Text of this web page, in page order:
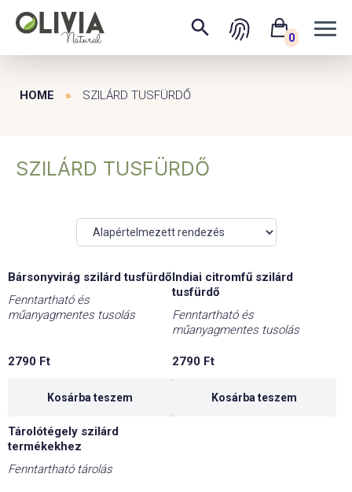
0
HOME » SZILÁRD TUSFÜRDŐ
SZILÁRD TUSFÜRDŐ
Bársonyvirág szilárd tusfürdő
Fenntartható és
műanyagmentes tusolás
2790 Ft
Kosárba teszem
Indiai citromfű szilárd
tusfürdő
Fenntartható és
műanyagmentes tusolás
2790 Ft
Kosárba teszem
Tárolótégely szilárd
termékekhez
Fenntartható tárolás